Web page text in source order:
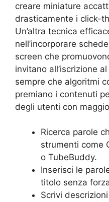
creare miniature
drasticamente i click-
Un’altra tecnica
nell’incorporare
screen che
invitano all’iscrizione
sempre che algoritmi
premiano i contenuti
degli utenti con
Ricerca parole
strumenti come
o TubeBuddy.
Inserisci le
titolo senza
Scrivi